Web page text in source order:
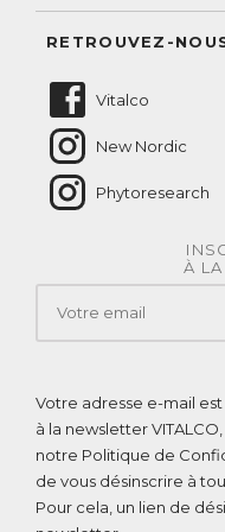
RETROUVEZ-
Vitalco
New Nordic
Phytoresearch
À LA
Votre adresse e-mail
à la newsletter
notre Politique de
de vous désinscrire à
Pour cela, un lien de